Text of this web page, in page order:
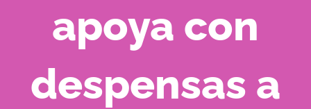
apoya con
despensas a